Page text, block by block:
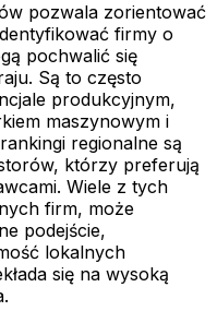
pozwala zorientować
firmy o
pochwalić się
Są to często
produkcyjnym,
maszynowym i
regionalne są
którzy preferują
Wiele z tych
firm, może
podejście,
lokalnych
się na wysoką